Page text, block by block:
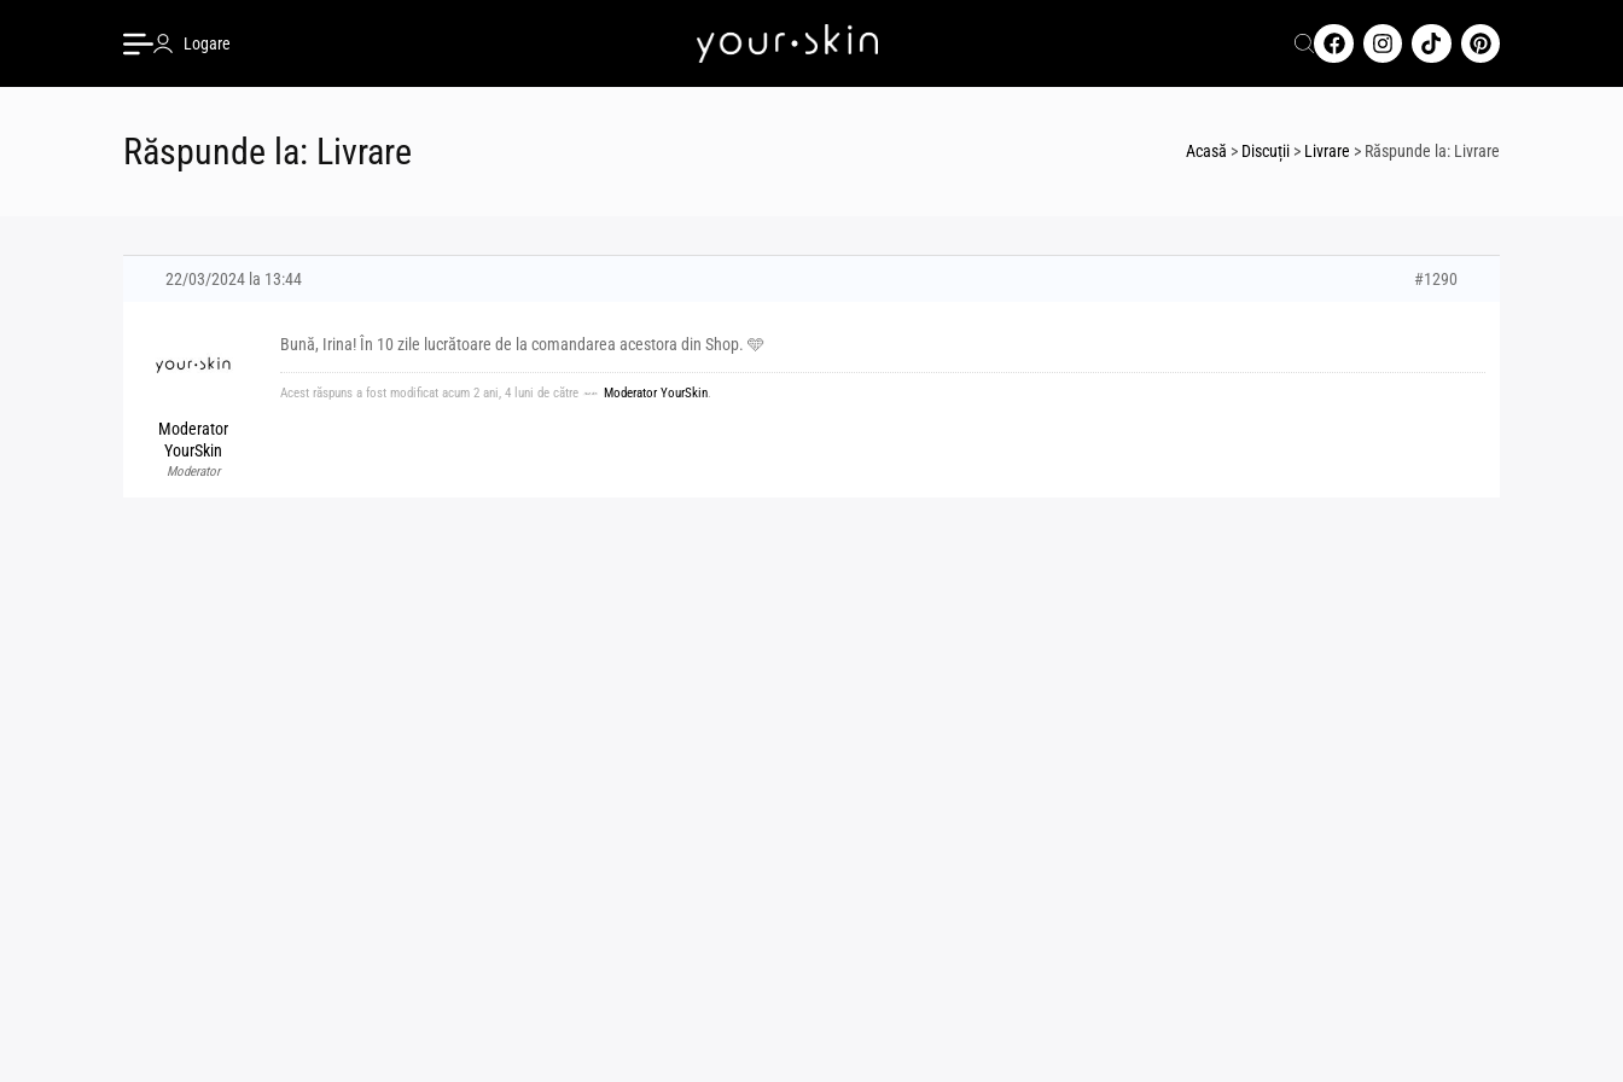
Logare
Răspunde la: Livrare Acasă > Discuții > Livrare > Răspunde la: Livrare
22/03/2024 la 13:44 #1290
Moderator
YourSkin
Moderator
Bună, Irina! În 10 zile lucrătoare de la comandarea acestora din Shop. 🩵
Acest răspuns a fost modificat acum 2 ani, 4 luni de către Moderator YourSkin.